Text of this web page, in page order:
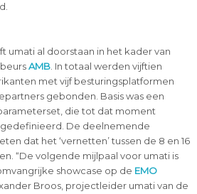
umati al doorstaan in het kader van
AMB. In totaal werden vijftien
met vijf besturingsplatformen
gebonden. Basis was een
die tot dat moment
De deelnemende
dat het ‘vernetten’ tussen de 8 en 16
“De volgende mijlpaal voor umati is
showcase op de EMO
Broos, projectleider umati van de